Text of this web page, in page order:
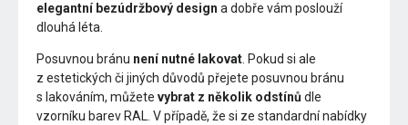
elegantní bezúdržbový design a dobře vám poslouží
dlouhá léta.
Posuvnou bránu není nutné lakovat. Pokud si ale
z estetických či jiných důvodů přejete posuvnou bránu
s lakováním, můžetevybrat z několik odstínůdle
vzorníku barev RAL. V případě, že si ze standardní nabídky